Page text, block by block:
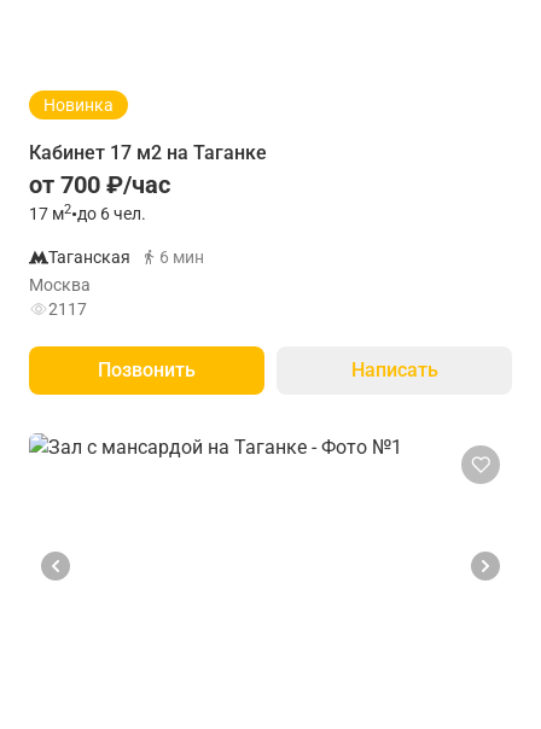
Новинка
Кабинет 17 м2 на Таганке
от 700 ₽/час
17 м2•до 6 чел.
Таганская
6 мин
Москва
2117
Позвонить Написать